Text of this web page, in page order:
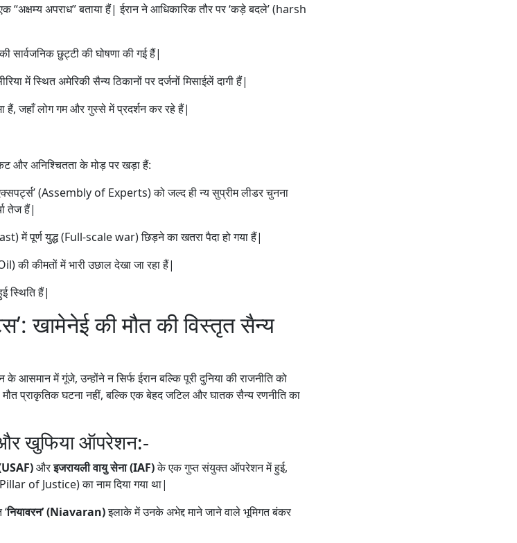
“अक्षम्य अपराध” बताया हैं| ईरान ने आधिकारिक तौर पर ‘कड़े बदले’ (harsh
सार्वजनिक छुट्टी की घोषणा की गई हैं|
में स्थित अमेरिकी सैन्य ठिकानों पर दर्जनों मिसाईलें दागी हैं|
हैं, जहाँ लोग गम और गुस्से में प्रदर्शन कर रहे हैं|
और अनिश्चितता के मोड़ पर खड़ा हैं:
(Assembly of Experts) को जल्द ही न्य सुप्रीम लीडर चुनना
तेज हैं|
में पूर्ण युद्ध (Full-scale war) छिड़ने का खतरा पैदा हो गया हैं|
की कीमतों में भारी उछाल देखा जा रहा हैं|
स्थिति हैं|
खामेनेई की मौत की विस्तृत सैन्य
आसमान में गूंजे, उन्होंने न सिर्फ ईरान बल्कि पूरी दुनिया की राजनीति को
प्राकृतिक घटना नहीं, बल्कि एक बेहद जटिल और घातक सैन्य रणनीति का
खुफिया ऑपरेशन:-
औरइजरायली वायु सेना (IAF)के एक गुप्त संयुक्त ऑपरेशन में हुई,
of Justice) का नाम दिया गया था|
नियावरन’ (Niavaran)इलाके में उनके अभेद्द माने जाने वाले भूमिगत बंकर